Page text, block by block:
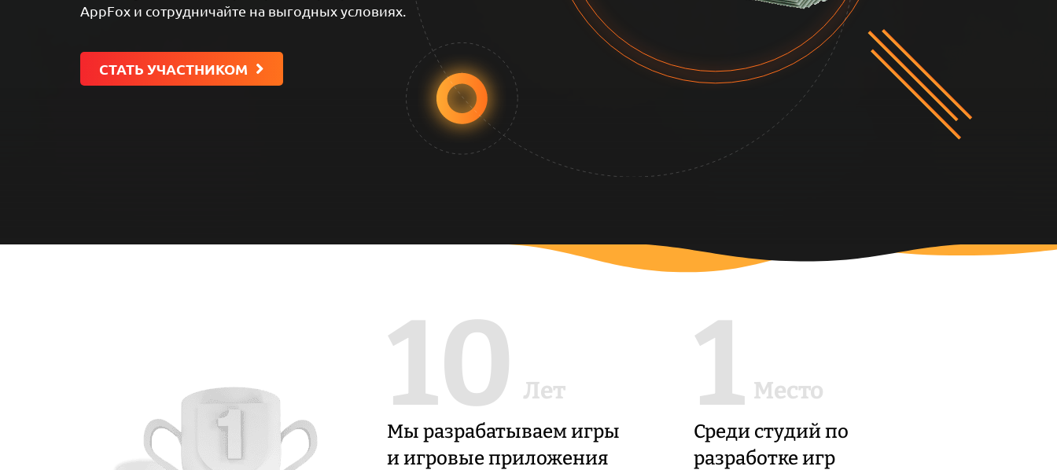
AppFox и сотрудничайте на выгодных условиях.
СТАТЬ УЧАСТНИКОМ
10 Лет
Мы разрабатываем игры
и игровые приложения
1 Место
Среди студий по
разработке игр